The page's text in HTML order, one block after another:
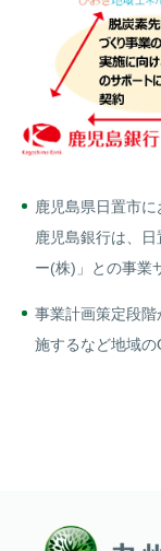
鹿児島県日置市
鹿児島銀行は、
ー(株)」との事業
事業計画策定段
施するなど地域の